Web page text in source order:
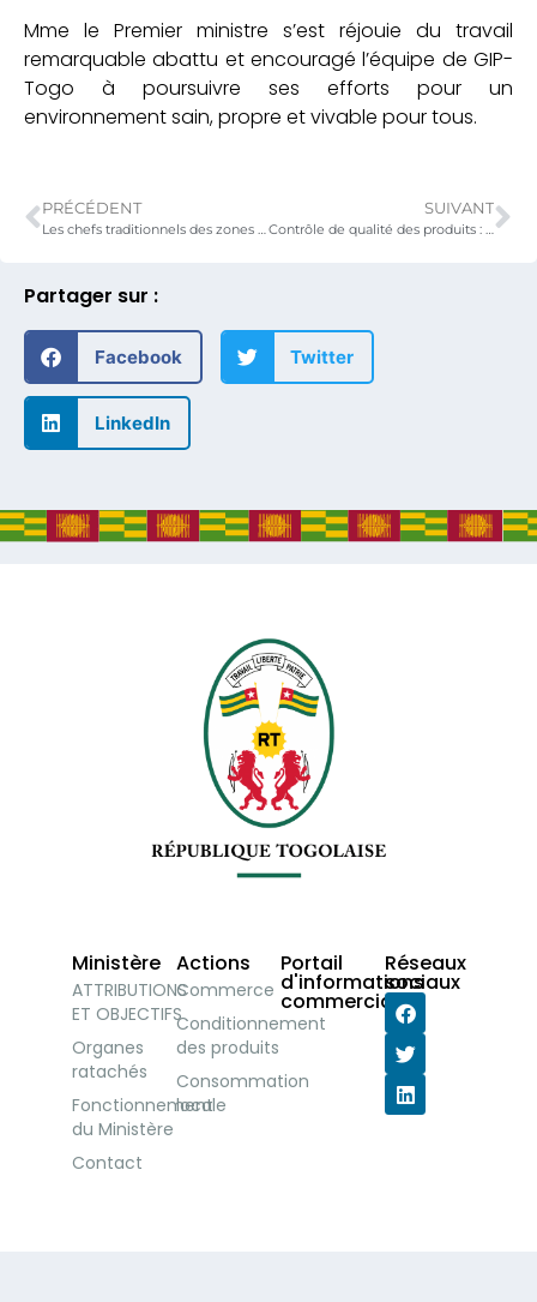
Partager sur :
Facebook Twitter
LinkedIn
Mme le Premier ministre s’est réjouie du travail
remarquable abattu et encouragé l’équipe de GIP-
Togo à poursuivre ses efforts pour un
environnement sain, propre et vivable pour tous.
PRÉCÉDENT
Les chefs traditionnels des zones de production du café et cacao engagés pour une filière plus dynamique et prospère
SUIVANT
Contrôle de qualité des produits : Une descente du ministre Hounaké dans des marchés de Lomé
Ministère
ATTRIBUTIONS
ET OBJECTIFS
Organes
ratachés
Fonctionnement
du Ministère
Contact
Actions
Commerce
Conditionnement
des produits
Consommation
locale
Portail
d'informations
commerciales
Réseaux
sociaux